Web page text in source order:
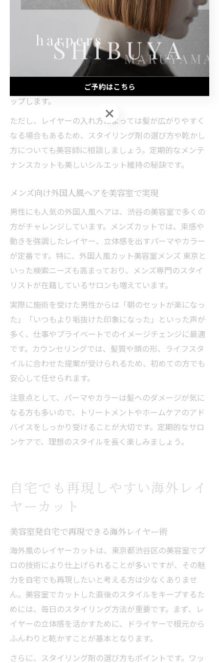
実際の施術では、ベースカット後にドライカットで毛量
や質感を細かく調整するのがポイントです。スタイリス
トからは「自宅でも再現しやすい」といったアドバイス
がもらえるため、忙しい方や初心者にもおすすめです。
さらに、レイヤーカットと相性の良いハイライトやバレ
イヤージュを組み合わせることで、立体感や透明感がア
ップします。
ただし、レイヤーの入れ方によっては髪が広がりやすく
なる場合もあるため、スタイリング剤の選び方や乾かし
方についても美容師に相談しましょう。定期的なメンテ
ナンスカットも美しいシルエット維持の秘訣です。
メンズ向け外国人風ヘアを美容室で実現
男性にも人気の外国人風ヘアは、渋谷の美容室で多くの
方がチャレンジしています。メンズカットでは、束感や
動きを強調したレイヤー、立体感を出すパーマやカラー
が定番です。特に、外国人風カット美容室メンズ 東京と
いった検索ニーズも高まっており、メンズ専門のスタイ
リストが在籍しているサロンも増えています。
実際に施術を受けた男性からは「朝のセットが楽になっ
た」「いつもより垢抜けた印象になった」といった声が
多く、仕事やプライベートでのイメージチェンジに最適
です。カウンセリングでは、髪質や頭の形、ライフスタ
イルに合わせた提案が受けられるため、初めての方でも
安心して任せられます。
注意点として、パーマやカラーは髪へのダメージが気に
なる方も多いので、トリートメントやホームケアのアド
バイスをしっかり受けることが大切です。定期的なサロ
ンケアで、理想のスタイルを長く楽しみましょう。
自宅でも再現しやすい海外レイ
ヤーカット
美容室発自宅で再現できる海外レイヤー術
海外風のレイヤーカットは、東京都渋谷区の美容室でプ
ロの技術により仕上げられることが多いですが、その魅
力を自宅でも再現したいと考える方は少なくありませ
ん。美容室でカットした直後のスタイルをキープするた
めには、毎日のスタイリング方法が重要です。まず、レ
イヤーの立体感を活かすために、ドライヤーで根元から
ふんわりと乾かすことが基本となります。
さらに、スタイリング剤の選び方もポイントです。ワッ
ご予約はこちら
ご予約はこちら